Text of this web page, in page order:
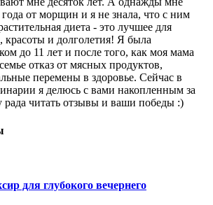
от морщин и я не знала, что с ним
диета - это лучшее для
красоты и долголетия! Я была
до 11 лет и после того, как моя мама
отказ от мясных продуктов,
перемены в здоровье. Сейчас в
я делюсь с вами накопленным за
рада читать отзывы и ваши победы :)
для глубокого вечернего